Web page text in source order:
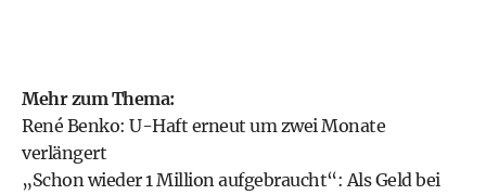
Mehr zum Thema:
René Benko: U-Haft erneut um zwei Monate
verlängert
„Schon wieder 1 Million aufgebraucht“: Als Geld bei